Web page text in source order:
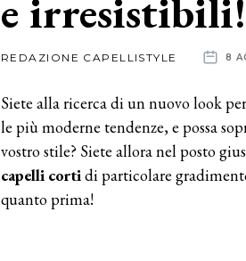
e irresistibili!
REDAZIONE CAPELLISTYLE 8
Siete alla ricerca di un nuovo look per
le più moderne tendenze, e possa
vostro stile? Siete allora nel posto
capelli corti di particolare
quanto prima!